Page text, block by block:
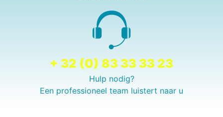
+ 32 (0) 83 33 33 23
Hulp nodig?
Een professioneel team luistert naar u